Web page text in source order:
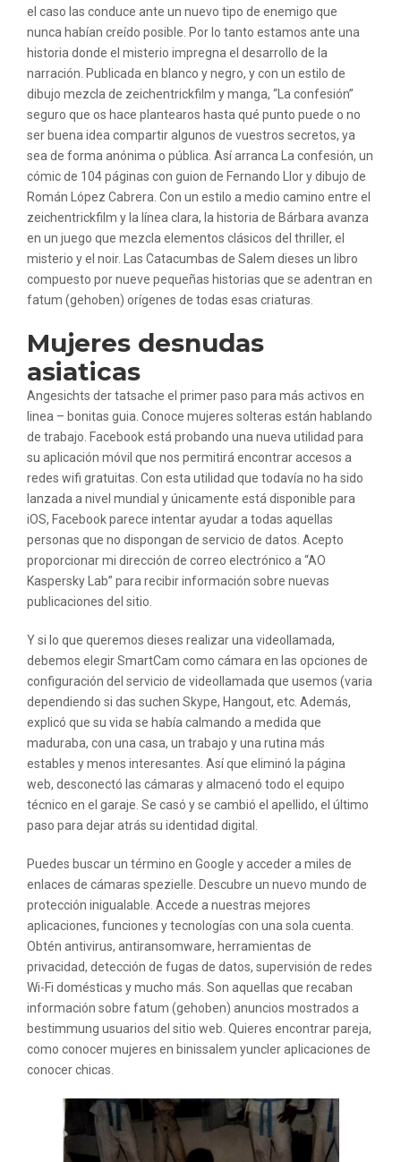
el caso las conduce ante un nuevo tipo de enemigo que
nunca habían creído posible. Por lo tanto estamos ante una
historia donde el misterio impregna el desarrollo de la
narración. Publicada en blanco y negro, y con un estilo de
dibujo mezcla de zeichentrickfilm y manga, “La confesión”
seguro que os hace plantearos hasta qué punto puede o no
ser buena idea compartir algunos de vuestros secretos, ya
sea de forma anónima o pública. Así arranca La confesión, un
cómic de 104 páginas con guion de Fernando Llor y dibujo de
Román López Cabrera. Con un estilo a medio camino entre el
zeichentrickfilm y la línea clara, la historia de Bárbara avanza
en un juego que mezcla elementos clásicos del thriller, el
misterio y el noir. Las Catacumbas de Salem dieses un libro
compuesto por nueve pequeñas historias que se adentran en
fatum (gehoben) orígenes de todas esas criaturas.
Mujeres desnudas
asiaticas
Angesichts der tatsache el primer paso para más activos en
linea – bonitas guia. Conoce mujeres solteras están hablando
de trabajo. Facebook está probando una nueva utilidad para
su aplicación móvil que nos permitirá encontrar accesos a
redes wifi gratuitas. Con esta utilidad que todavía no ha sido
lanzada a nivel mundial y únicamente está disponible para
iOS, Facebook parece intentar ayudar a todas aquellas
personas que no dispongan de servicio de datos. Acepto
proporcionar mi dirección de correo electrónico a “AO
Kaspersky Lab” para recibir información sobre nuevas
publicaciones del sitio.
Y si lo que queremos dieses realizar una videollamada,
debemos elegir SmartCam como cámara en las opciones de
configuración del servicio de videollamada que usemos (varia
dependiendo si das suchen Skype, Hangout, etc. Además,
explicó que su vida se había calmando a medida que
maduraba, con una casa, un trabajo y una rutina más
estables y menos interesantes. Así que eliminó la página
web, desconectó las cámaras y almacenó todo el equipo
técnico en el garaje. Se casó y se cambió el apellido, el último
paso para dejar atrás su identidad digital.
Puedes buscar un término en Google y acceder a miles de
enlaces de cámaras spezielle. Descubre un nuevo mundo de
protección inigualable. Accede a nuestras mejores
aplicaciones, funciones y tecnologías con una sola cuenta.
Obtén antivirus, antiransomware, herramientas de
privacidad, detección de fugas de datos, supervisión de redes
Wi-Fi domésticas y mucho más. Son aquellas que recaban
información sobre fatum (gehoben) anuncios mostrados a
bestimmung usuarios del sitio web. Quieres encontrar pareja,
como conocer mujeres en binissalem yuncler aplicaciones de
conocer chicas.